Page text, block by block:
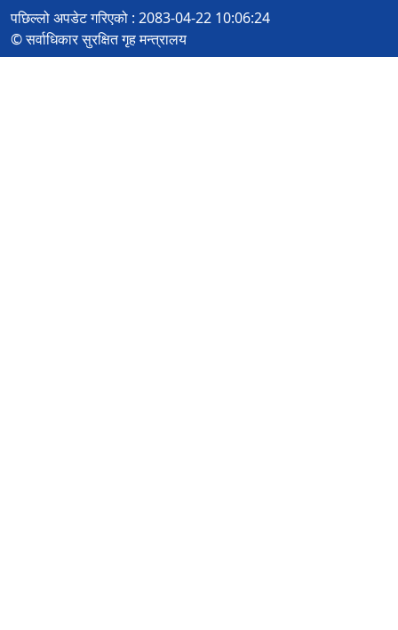
पछिल्लो अपडेट गरिएको : 2083-04-22 10:06:24
© सर्वाधिकार सुरक्षित गृह मन्त्रालय